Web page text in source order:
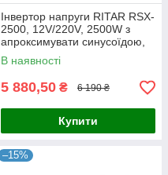
Інвертор напруги RITAR RSX-
2500, 12V/220V, 2500W з
апроксимувати синусоїдою,
2xShuko, 1xUSB, клемні
дроти, BOX, Q4
В наявності
5 880,50 ₴ 6 190 ₴
Купити
–15%